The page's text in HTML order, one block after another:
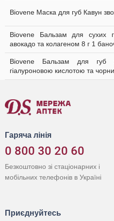
Biovene Маска для губ Кавун
Biovene Бальзам для сухих
авокадо та колагеном 8 г 1
Biovene Бальзам для губ
гіалуроновою кислотою та
Гаряча лінія
0 800 30 20 60
Безкоштовно зі стаціонарних і
мобільних телефонів в Україні
Приєднуйтесь